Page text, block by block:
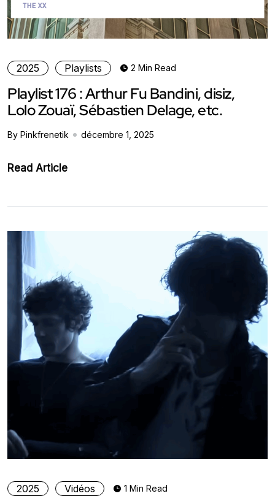
2025 Playlists 2 Min Read
Playlist 176 : Arthur Fu Bandini, disiz,
Lolo Zouaï, Sébastien Delage, etc.
By Pinkfrenetik décembre 1, 2025
Read Article
2025 Vidéos 1 Min Read